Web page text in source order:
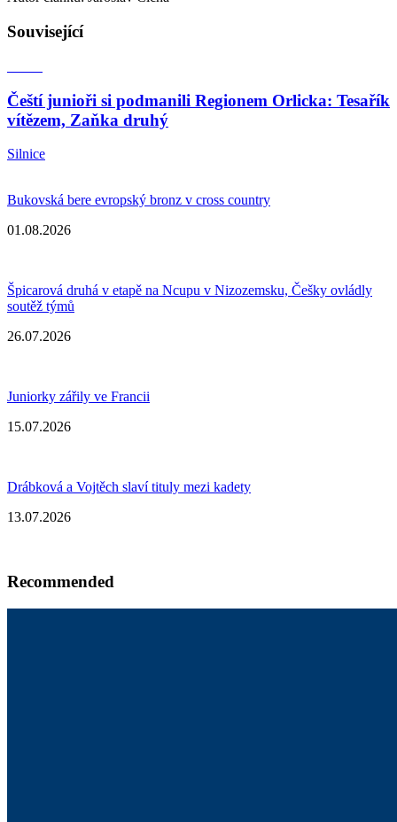
Související
Čeští junioři si podmanili Regionem Orlicka: Tesařík
vítězem, Zaňka druhý
Silnice
Bukovská bere evropský bronz v cross country
01.08.2026
Špicarová druhá v etapě na Ncupu v Nizozemsku, Češky ovládly
soutěž týmů
26.07.2026
Juniorky zářily ve Francii
15.07.2026
Drábková a Vojtěch slaví tituly mezi kadety
13.07.2026
Recommended